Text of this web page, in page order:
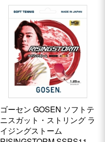
ゴーセン GOSEN ソフトテ
ニスガット・ストリング ラ
イジングストーム